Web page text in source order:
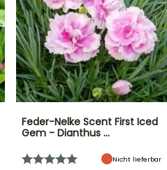
Feder-Nelke Scent First Iced
Gem - Dianthus …
Nicht lieferbar